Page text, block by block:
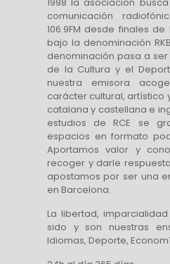
comunicación
106.9FM desde finales
bajo la denominación
denominación pasa a ser
de la Cultura y el
nuestra emisora
carácter cultural, artístico
catalana y castellana e
estudios de RCE se
espacios en formato
Aportamos valor y
recoger y darle
apostamos por ser una
en Barcelona.
La libertad,
sido y son nuestras
Idiomas, Deporte,